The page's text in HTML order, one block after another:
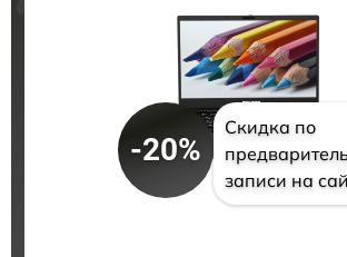
-20%
Скидка по
записи на